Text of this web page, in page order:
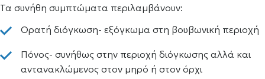
Τα συνήθη συμπτώματα περιλαμβάνουν:
Ορατή διόγκωση- εξόγκωμα στη βουβωνική περιοχή
Πόνος- συνήθως στην περιοχή διόγκωσης αλλά και
αντανακλώμενος στον μηρό ή στον όρχι